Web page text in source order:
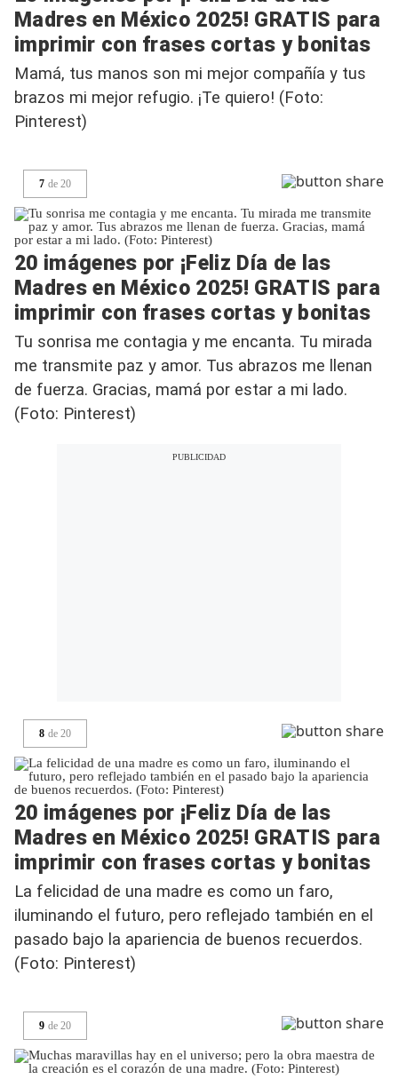
Madres en México 2025! GRATIS para
imprimir con frases cortas y bonitas
Mamá, tus manos son mi mejor compañía y tus
brazos mi mejor refugio. ¡Te quiero! (Foto:
Pinterest)
7 de 20
20 imágenes por ¡Feliz Día de las
Madres en México 2025! GRATIS para
imprimir con frases cortas y bonitas
Tu sonrisa me contagia y me encanta. Tu mirada
me transmite paz y amor. Tus abrazos me llenan
de fuerza. Gracias, mamá por estar a mi lado.
(Foto: Pinterest)
8 de 20
20 imágenes por ¡Feliz Día de las
Madres en México 2025! GRATIS para
imprimir con frases cortas y bonitas
La felicidad de una madre es como un faro,
iluminando el futuro, pero reflejado también en el
pasado bajo la apariencia de buenos recuerdos.
(Foto: Pinterest)
9 de 20